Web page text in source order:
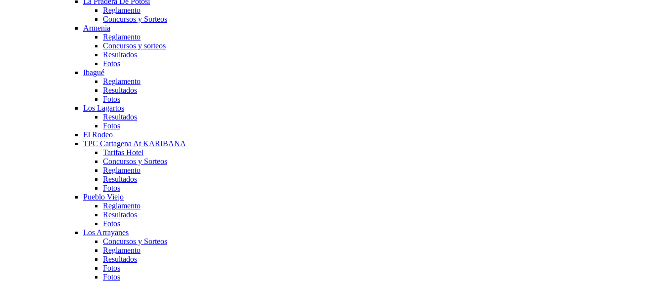
Reglamento
Concursos y Sorteos
Armenia
Reglamento
Concursos y sorteos
Resultados
Fotos
Ibagué
Reglamento
Resultados
Fotos
Los Lagartos
Resultados
Fotos
El Rodeo
TPC Cartagena At KARIBANA
Tarifas Hotel
Concursos y Sorteos
Reglamento
Resultados
Fotos
Pueblo Viejo
Reglamento
Resultados
Fotos
Los Arrayanes
Concursos y Sorteos
Reglamento
Resultados
Fotos
Fotos